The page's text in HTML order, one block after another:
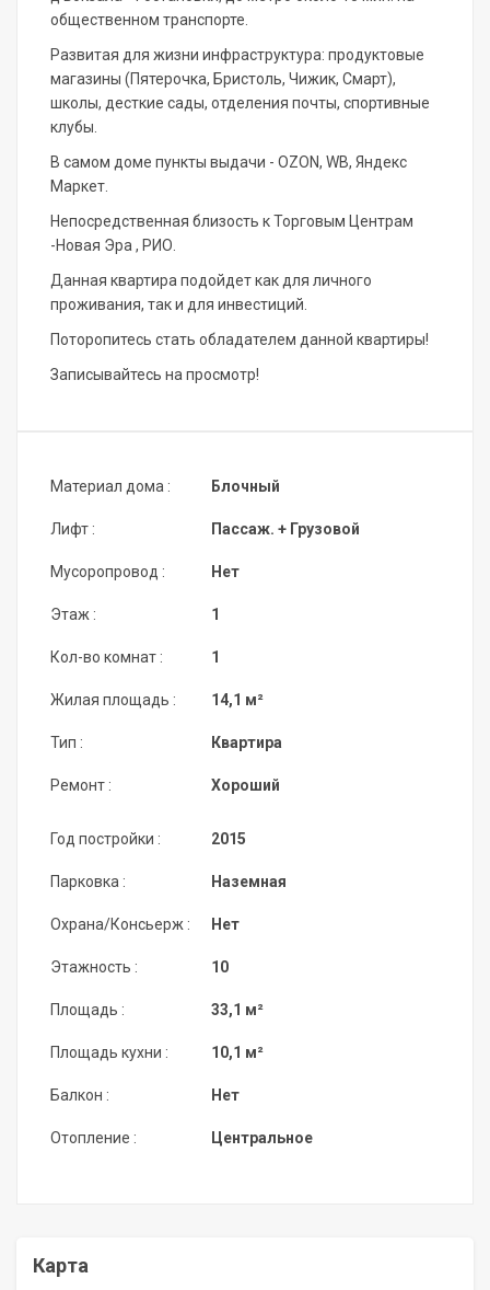
общественном транспорте.
Развитая для жизни инфраструктура: продуктовые
магазины (Пятерочка, Бристоль, Чижик, Смарт),
школы, десткие сады, отделения почты, спортивные
клубы.
В самом доме пункты выдачи - OZON, WB, Яндекс
Маркет.
Непосредственная близость к Торговым Центрам
-Новая Эра , РИО.
Данная квартира подойдет как для личного
проживания, так и для инвестиций.
Поторопитесь стать обладателем данной квартиры!
Записывайтесь на просмотр!
Материал дома :
Лифт :
Мусоропровод :
Этаж :
Кол-во комнат :
Жилая площадь :
Тип :
Ремонт :
Блочный
Пассаж. + Грузовой
Нет
1
1
14,1 м²
Квартира
Хороший
Год постройки :
Парковка :
Охрана/Консьерж :
Этажность :
Площадь :
Площадь кухни :
Балкон :
Отопление :
2015
Наземная
Нет
10
33,1 м²
10,1 м²
Нет
Центральное
Карта